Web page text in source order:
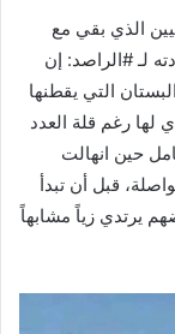
الذي بقي مع
لـ #الراصد: إن
التي يقطنها
لها رغم قلة العدد
بالكامل حين انهالت
قبل أن تبدأ
يرتدي زياً مشابهاً